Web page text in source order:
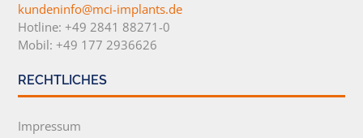
kundeninfo@mci-implants.de
Hotline: +49 2841 88271-0
Mobil: +49 177 2936626
RECHTLICHES
Impressum